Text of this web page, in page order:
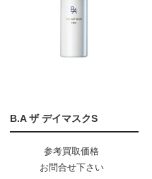
B.A ザ デイマスクS
参考買取価格
お問合せ下さい